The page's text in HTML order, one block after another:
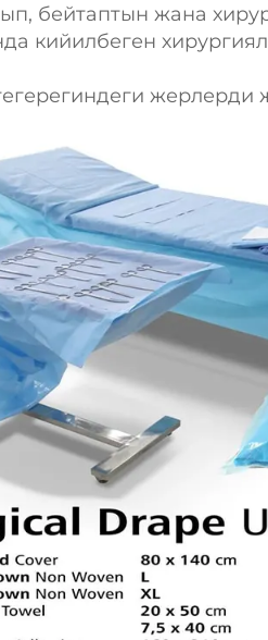
бейтаптын жана
кийилбеген